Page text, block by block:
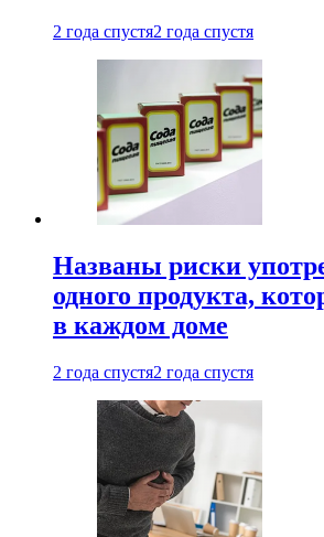
2 года спустя2 года спустя
Названы риски
одного продукта,
в каждом доме
2 года спустя2 года спустя